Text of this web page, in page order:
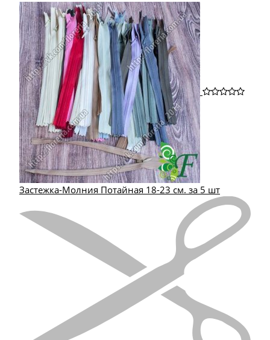
Застежка-Молния Потайная 18-23 см. за 5 шт